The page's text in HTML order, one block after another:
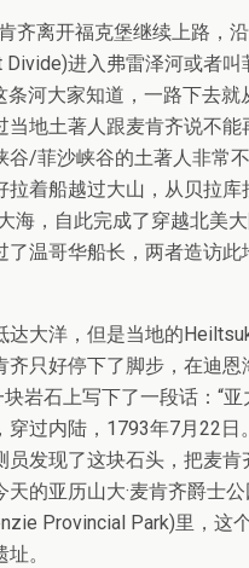
齐离开福克堡继续上路，
Divide)进入弗雷泽河或者叫
条河大家知道，一路下去就
当地土著人跟麦肯齐说不能
谷/菲沙峡谷的土著人非常
拉着船越过大山，从贝拉库
海，自此完成了穿越北美大
了温哥华船长，两者造访此
达大洋，但是当地的
齐只好停下了脚步，在迪恩
岩石上写下了一段话：“亚
穿过内陆，1793年7月22日
员发现了这块石头，把麦肯
的亚历山大·麦肯齐爵士
Provincial Park)里，这
。